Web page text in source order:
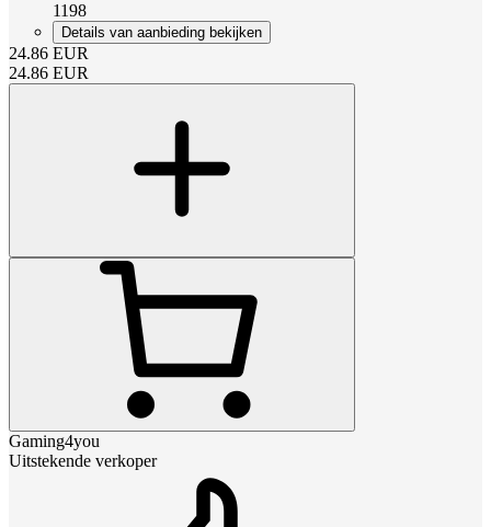
1198
Details van aanbieding bekijken
24.86 EUR
24.86 EUR
Gaming4you
Uitstekende verkoper